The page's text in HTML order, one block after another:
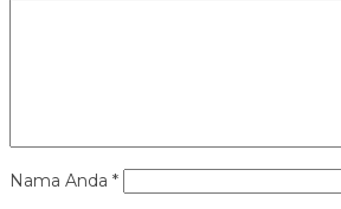
Nama Anda *